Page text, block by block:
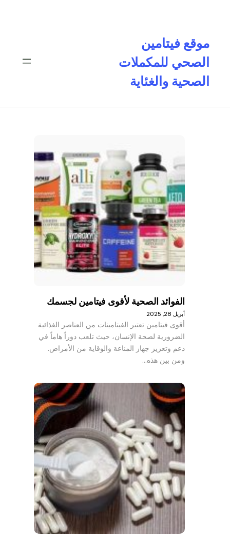
موقع فيتامين
الصحي للمكملات
الصحية والغئاية
الفوائد الصحية لأقوى فيتامين لجسمك
أبريل 28, 2025
أقوى فيتامين تعتبر الفيتامينات من العناصر الغذائية
الضرورية لصحة الإنسان، حيث تلعب دوراً هاماً في
دعم وتعزيز جهاز المناعة والوقاية من الأمراض.
ومن بين هذه…